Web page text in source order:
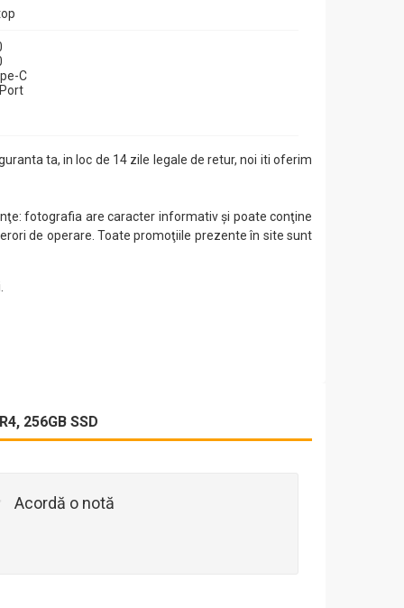
C
ta, in loc de 14 zile legale de retur, noi iti oferim
fotografia are caracter informativ şi poate conţine
de operare. Toate promoţiile prezente în site sunt
256GB SSD
Acordă o notă